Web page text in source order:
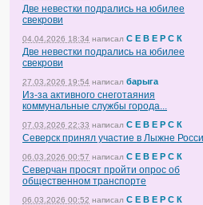
Две невестки подрались на юбилее
свекрови
04.04.2026 18:34 написал С Е В Е Р С К
Две невестки подрались на юбилее
свекрови
27.03.2026 19:54 написал барыга
Из-за активного снеготаяния
коммунальные службы города...
07.03.2026 22:33 написал С Е В Е Р С К
Северск принял участие в Лыжне
06.03.2026 00:57 написал С Е В Е Р С К
Северчан просят пройти опрос об
общественном транспорте
06.03.2026 00:52 написал С Е В Е Р С К